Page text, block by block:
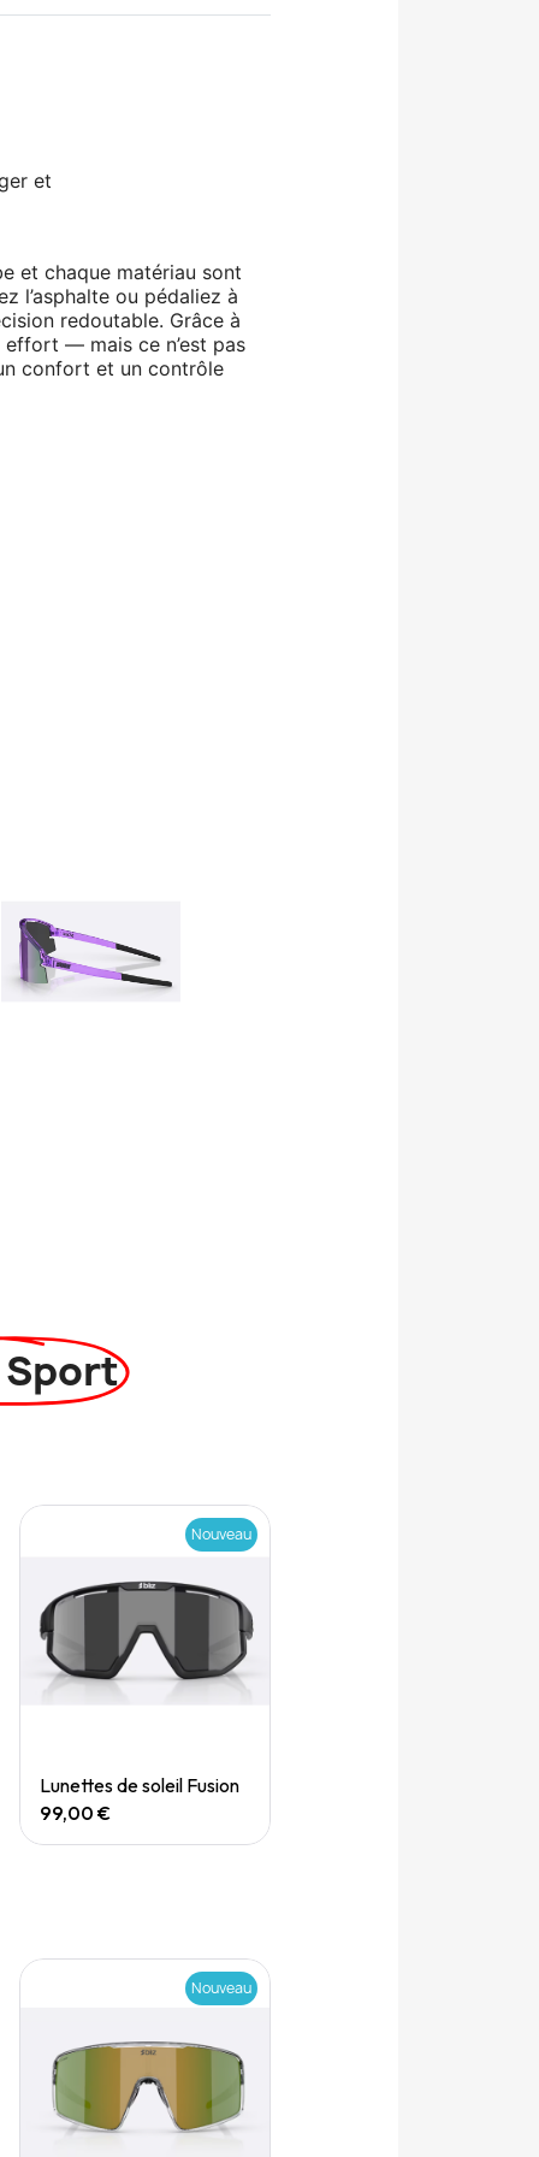
et
et chaque matériau sont
l’asphalte ou pédaliez à
redoutable. Grâce à
— mais ce n’est pas
confort et un contrôle
Quick View
Nouveau
Lunettes de soleil Fusion
99,00 €
Nouveau